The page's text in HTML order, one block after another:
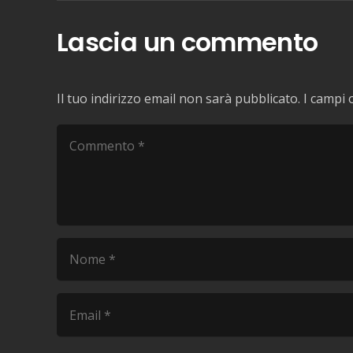
Lascia un commento
Il tuo indirizzo email non sarà pubblicato. I campi